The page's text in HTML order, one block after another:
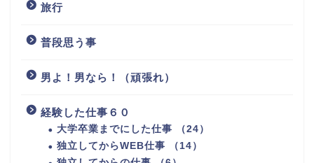
旅行
普段思う事
男よ！男なら！（頑張れ）
経験した仕事６０
大学卒業までにした仕事 （24）
独立してからWEB仕事 （14）